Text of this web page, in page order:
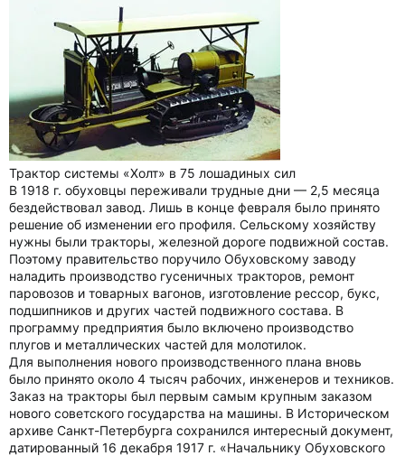
Трактор системы «Холт» в 75 лошадиных сил
В 1918 г. обуховцы переживали трудные дни — 2,5 месяца
бездействовал завод. Лишь в конце февраля было принято
решение об изменении его профиля. Сельскому хозяйству
нужны были тракторы, железной дороге подвижной состав.
Поэтому правительство поручило Обуховскому заводу
наладить производство гусеничных тракторов, ремонт
паровозов и товарных вагонов, изготовление рессор, букс,
подшипников и других частей подвижного состава. В
программу предприятия было включено производство
плугов и металлических частей для молотилок.
Для выполнения нового производственного плана вновь
было принято около 4 тысяч рабочих, инженеров и техников.
Заказ на тракторы был первым самым крупным заказом
нового советского государства на машины. В Историческом
архиве Санкт-Петербурга сохранился интересный документ,
датированный 16 декабря 1917 г. «Начальнику Обуховского